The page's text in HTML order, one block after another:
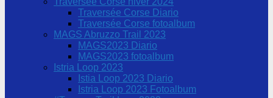
Traversée Corse Diario
Traversée Corse fotoalbum
MAGS Abruzzo Trail 2023
MAGS2023 Diario
MAGS2023 fotoalbum
Istria Loop 2023
Istia Loop 2023 Diario
Istria Loop 2023 Fotoalbum